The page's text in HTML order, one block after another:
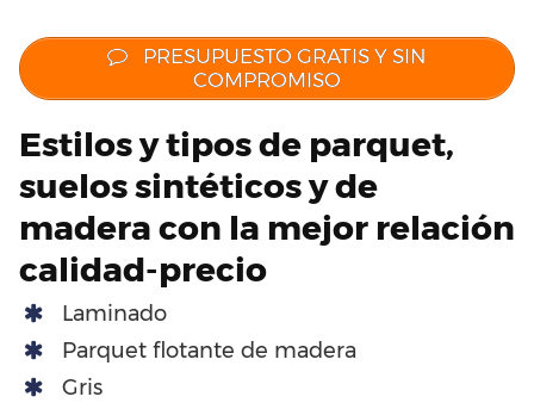
PRESUPUESTO GRATIS Y SIN
COMPROMISO
Estilos y tipos de parquet,
suelos sintéticos y de
madera con la mejor relación
calidad-precio
Laminado
Parquet flotante de madera
Gris